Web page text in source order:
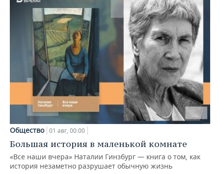
Общество 01 авг, 00:00
Большая история в маленькой комнате
«Все наши вчера» Наталии Гинзбург — книга о том, как
история незаметно разрушает обычную жизнь